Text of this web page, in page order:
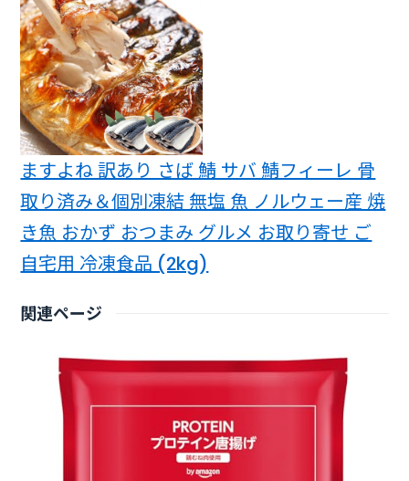
ますよね 訳あり さば 鯖 サバ 鯖フィーレ 骨
取り済み＆個別凍結 無塩 魚 ノルウェー産 焼
き魚 おかず おつまみ グルメ お取り寄せ ご
自宅用 冷凍食品 (2kg)
関連ページ